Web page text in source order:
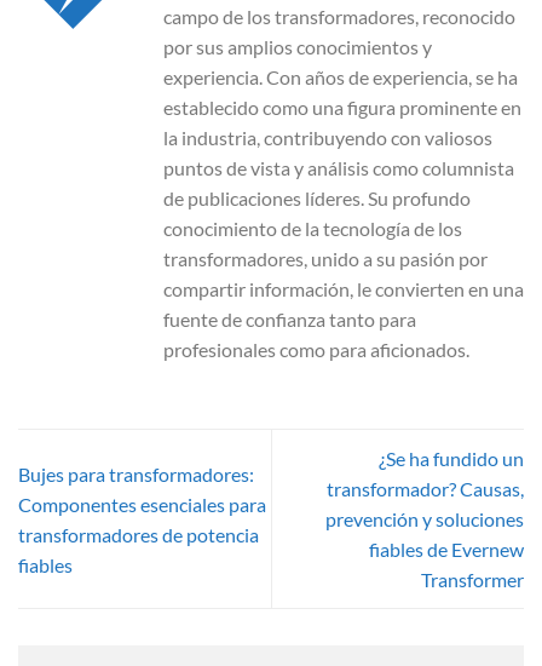
campo de los transformadores, reconocido
por sus amplios conocimientos y
experiencia. Con años de experiencia, se ha
establecido como una figura prominente en
la industria, contribuyendo con valiosos
puntos de vista y análisis como columnista
de publicaciones líderes. Su profundo
conocimiento de la tecnología de los
transformadores, unido a su pasión por
compartir información, le convierten en una
fuente de confianza tanto para
profesionales como para aficionados.
Bujes para transformadores:
Componentes esenciales para
transformadores de potencia
fiables
¿Se ha fundido un
transformador? Causas,
prevención y soluciones
fiables de Evernew
Transformer